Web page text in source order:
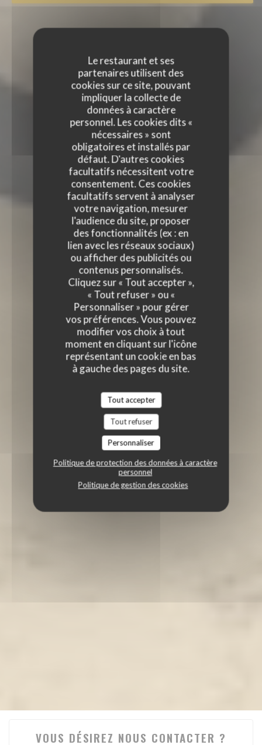
Le restaurant et ses
partenaires utilisent des
cookies sur ce site, pouvant
impliquer la collecte de
données à caractère
personnel. Les cookies dits «
nécessaires » sont
obligatoires et installés par
défaut. D'autres cookies
facultatifs nécessitent votre
consentement. Ces cookies
facultatifs servent à analyser
votre navigation, mesurer
l'audience du site, proposer
des fonctionnalités (ex : en
lien avec les réseaux sociaux)
ou afficher des publicités ou
contenus personnalisés.
Cliquez sur « Tout accepter »,
« Tout refuser » ou «
Personnaliser » pour gérer
vos préférences. Vous pouvez
modifier vos choix à tout
moment en cliquant sur l'icône
représentant un cookie en bas
à gauche des pages du site.
Tout accepter
Tout refuser
Personnaliser
Politique de protection des données à caractère
personnel
Politique de gestion des cookies
VOUS DÉSIREZ NOUS CONTACTER ?